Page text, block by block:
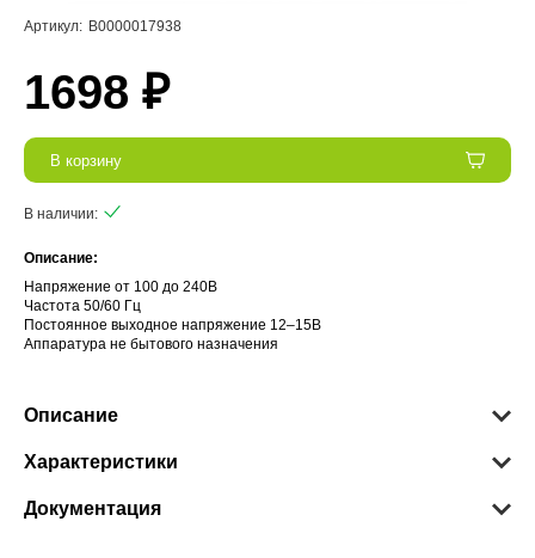
Артикул: В0000017938
1698 ₽
В корзину
В наличии:
Описание:
Напряжение от 100 до 240В
Частота 50/60 Гц
Постоянное выходное напряжение 12–15В
Аппаратура не бытового назначения
Описание
Характеристики
Документация